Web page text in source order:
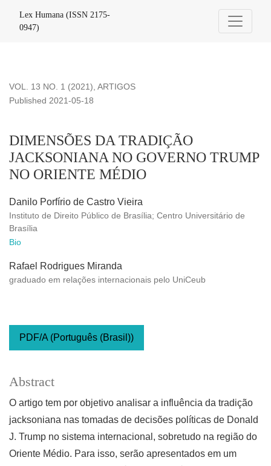
Lex Humana (ISSN 2175-
0947)
VOL. 13 NO. 1 (2021), ARTIGOS
DIMENSÕES DA TRADIÇÃO
JACKSONIANA NO GOVERNO TRUMP
NO ORIENTE MÉDIO
Published 2021-05-18
Danilo Porfírio de Castro Vieira
Instituto de Direito Público de Brasília; Centro Universitário de
Brasília
Bio
Rafael Rodrigues Miranda
graduado em relações internacionais pelo UniCeub
PDF/A (Português (Brasil))
Abstract
O artigo tem por objetivo analisar a influência da tradição
jacksoniana nas tomadas de decisões políticas de Donald
J. Trump no sistema internacional, sobretudo na região do
Oriente Médio. Para isso, serão apresentados em um